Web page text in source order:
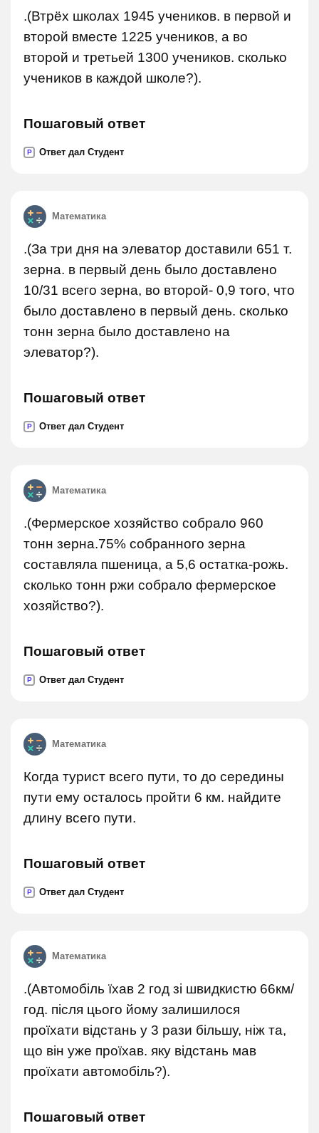
.(Втрёх школах 1945 учеников. в первой и
второй вместе 1225 учеников, а во
второй и третьей 1300 учеников. сколько
учеников в каждой школе?).
Пошаговый ответ
P Ответ дал Студент
Математика
.(За три дня на элеватор доставили 651 т.
зерна. в первый день было доставлено
10/31 всего зерна, во второй- 0,9 того, что
было доставлено в первый день. сколько
тонн зерна было доставлено на
элеватор?).
Пошаговый ответ
P Ответ дал Студент
Математика
.(Фермерское хозяйство собрало 960
тонн зерна.75% собранного зерна
составляла пшеница, а 5,6 остатка-рожь.
сколько тонн ржи собрало фермерское
хозяйство?).
Пошаговый ответ
P Ответ дал Студент
Математика
Когда турист всего пути, то до середины
пути ему осталось пройти 6 км. найдите
длину всего пути.
Пошаговый ответ
P Ответ дал Студент
Математика
.(Автомобіль їхав 2 год зі швидкистю 66км/
год. після цього йому залишилося
проїхати відстань у 3 рази більшу, ніж та,
що він уже проїхав. яку відстань мав
проїхати автомобіль?).
Пошаговый ответ